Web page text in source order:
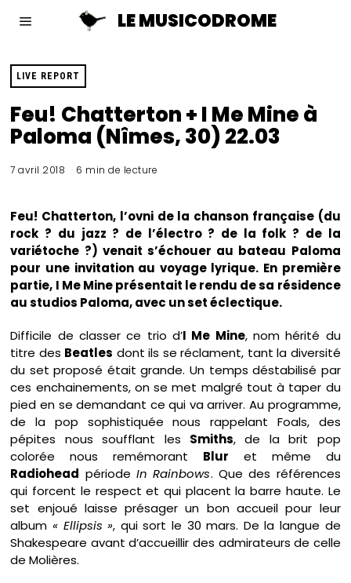
LE MUSICODROME
LIVE REPORT
Feu! Chatterton + I Me Mine à
Paloma (Nîmes, 30) 22.03
7 avril 2018 6 min de lecture
Feu! Chatterton, l’ovni de la chanson française (du
rock ? du jazz ? de l’électro ? de la folk ? de la
variétoche ?) venait s’échouer au bateau Paloma
pour une invitation au voyage lyrique. En première
partie, I Me Mine présentait le rendu de sa résidence
au studios Paloma, avec un set éclectique.
Difficile de classer ce trio d’I Me Mine, nom hérité du
titre des Beatles dont ils se réclament, tant la diversité
du set proposé était grande. Un temps déstabilisé par
ces enchainements, on se met malgré tout à taper du
pied en se demandant ce qui va arriver. Au programme,
de la pop sophistiquée nous rappelant Foals, des
pépites nous soufflant les Smiths, de la brit pop
colorée nous remémorant Blur et même du
Radiohead périodeIn Rainbows. Que des références
qui forcent le respect et qui placent la barre haute. Le
set enjoué laisse présager un bon accueil pour leur
album« Ellipsis », qui sort le 30 mars. De la langue de
Shakespeare avant d’accueillir des admirateurs de celle
de Molières.